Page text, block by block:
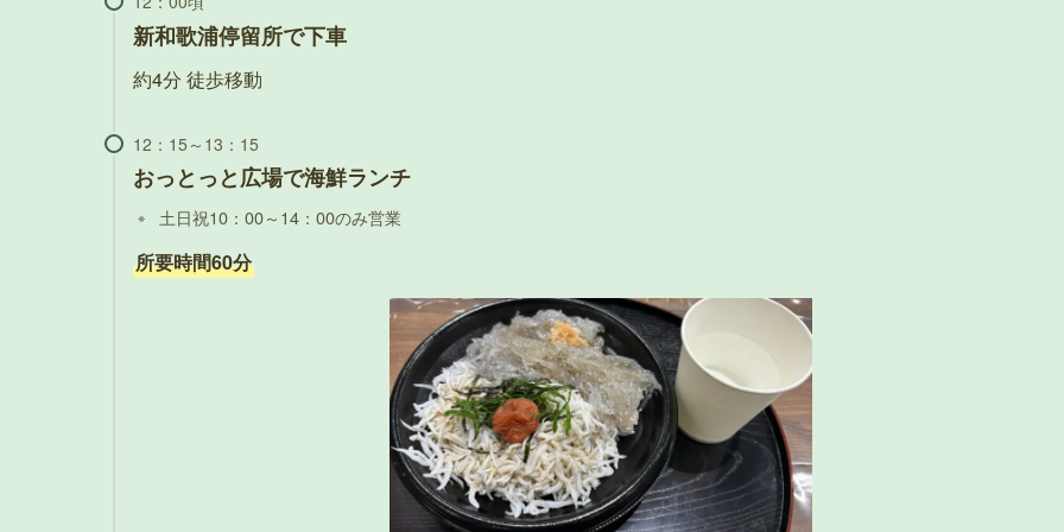
新和歌浦停留所で下車
約4分 徒歩移動
おっとっと広場で海鮮ランチ
土日祝10：00～14：00のみ営業
所要時間60分